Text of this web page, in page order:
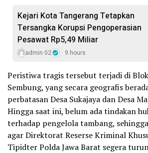
Kejari Kota Tangerang Tetapkan
Tersangka Korupsi Pengoperasian
Pesawat Rp5,49 Miliar
admin 02 9 hours
Peristiwa tragis tersebut terjadi di
Sembung, yang secara geografis
perbatasan Desa Sukajaya dan Desa
Hingga saat ini, belum ada tindakan
terhadap pengelola tambang,
agar Direktorat Reserse Kriminal
Tipidter Polda Jawa Barat segera